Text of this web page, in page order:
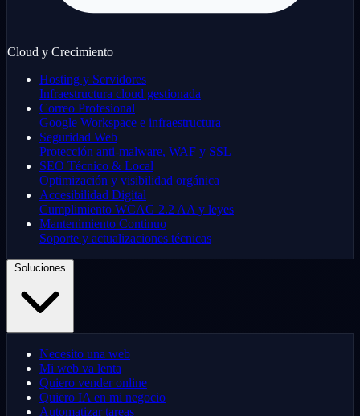
Cloud y Crecimiento
Hosting y Servidores
Infraestructura cloud gestionada
Correo Profesional
Google Workspace e infraestructura
Seguridad Web
Protección anti-malware, WAF y SSL
SEO Técnico & Local
Optimización y visibilidad orgánica
Accesibilidad Digital
Cumplimiento WCAG 2.2 AA y leyes
Mantenimiento Continuo
Soporte y actualizaciones técnicas
Necesito una web
Mi web va lenta
Quiero vender online
Quiero IA en mi negocio
Automatizar tareas